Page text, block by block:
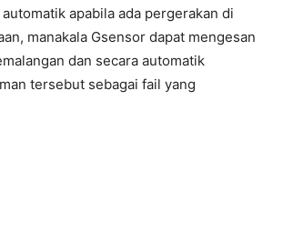
apabila ada pergerakan di
manakala Gsensor dapat mengesan
dan secara automatik
tersebut sebagai fail yang